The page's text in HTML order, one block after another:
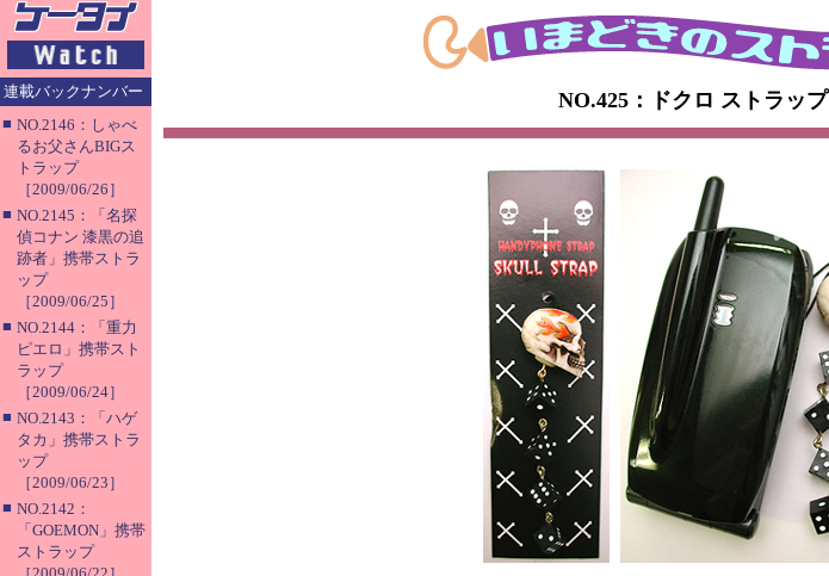
連載バックナンバー
■ NO.2146：しゃべ
るお父さんBIGス
トラップ
［2009/06/26］
■ NO.2145：「名探
偵コナン 漆黒の追
跡者」携帯ストラ
ップ
［2009/06/25］
■ NO.2144：「重力
ピエロ」携帯スト
ラップ
［2009/06/24］
■ NO.2143：「ハゲ
タカ」携帯ストラ
ップ
［2009/06/23］
■ NO.2142：
「GOEMON」携帯
ストラップ
NO.425：ドクロ ストラップ